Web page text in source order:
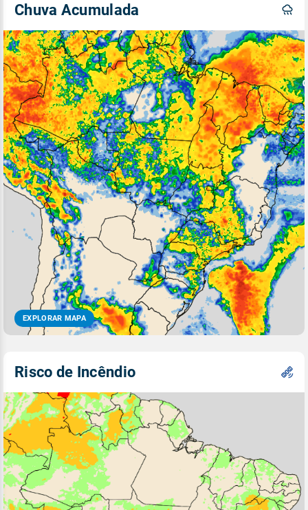
Chuva Acumulada
EXPLORAR MAPA
Risco de Incêndio